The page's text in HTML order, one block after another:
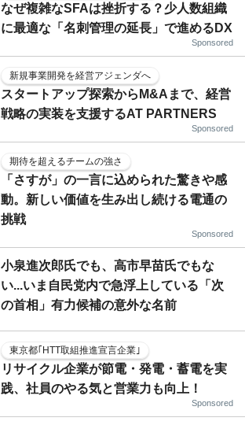
なぜ複雑なSFAは挫折する？少人数組織
に最適な「名刺管理の延長」で進めるDX
Sponsored
新規事業開発を経営アジェンダへ
スタートアップ探索からM&Aまで、経営
戦略の実装を支援するAT PARTNERS
Sponsored
期待を超えるチームの強さ
「さすが」の一言に込められた驚きや感
動。新しい価値を生み出し続ける電通の
挑戦
Sponsored
小泉進次郎氏でも、高市早苗氏でもな
い...いま自民党内で急浮上している「次
の首相」有力候補の意外な名前
東京都｢HTT取組推進宣言企業｣
リサイクル企業が節電・発電・蓄電を実
践、社員のやる気と営業力も向上！
Sponsored